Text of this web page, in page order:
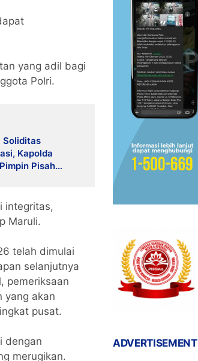
yang adil bagi
Polri.
Soliditas
Kapolda
Pisah
integritas,
Maruli.
telah dimulai
selanjutnya
pemeriksaan
yang akan
pusat.
dengan
merugikan.
ADVERTISEMENT